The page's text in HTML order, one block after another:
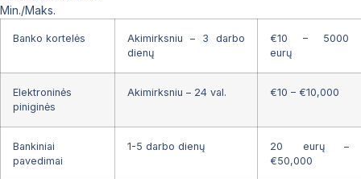
Min./Maks.
Banko kortelės
Akimirksniu – 3 darbo
dienų
€10 – 5000
eurų
Elektroninės
piniginės
Akimirksniu – 24 val. €10 – €10,000
Bankiniai
pavedimai
1-5 darbo dienų
20 eurų –
€50,000